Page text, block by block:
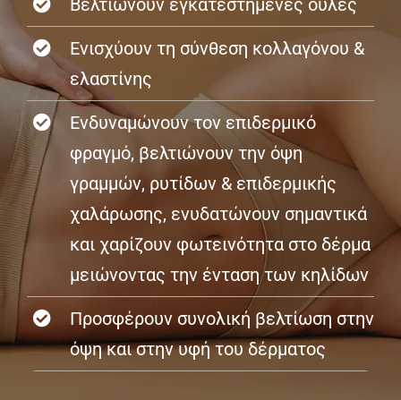
Βελτιώνουν εγκατεστημένες ουλές
Ενισχύουν τη σύνθεση κολλαγόνου &
ελαστίνης
Ενδυναμώνουν τον επιδερμικό
φραγμό, βελτιώνουν την όψη
γραμμών, ρυτίδων & επιδερμικής
χαλάρωσης, ενυδατώνουν σημαντικά
και χαρίζουν φωτεινότητα στο δέρμα
μειώνοντας την ένταση των κηλίδων
Προσφέρουν συνολική βελτίωση στην
όψη και στην υφή του δέρματος